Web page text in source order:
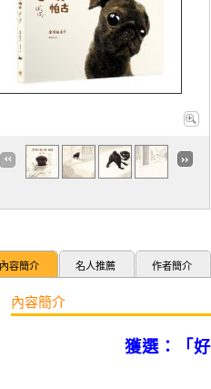
內容簡介 名人推薦 作者簡介
內容簡介
獲選：「